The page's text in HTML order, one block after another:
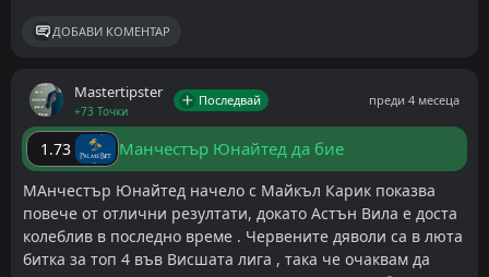
Уулвърхемптън. Поне в четвъртък се поздрави с
Европа. На „Олд Трафорд“ обаче е с пет поредни
загуби.
Прогноза: гол/гол
Манчестър Юнайтед върви по-добре от Астън
Вила напоследък, но аз ще се спра на варианта
двата отбора да отбележат в мача. Юнайтед
продължава редовно да допуска по някой друг гол,
ДОБАВИ КОМЕНТАР
Mastertipster
+73 Точки
Последвай преди 4 месеца
1.73 Манчестър Юнайтед да бие
МАнчестър Юнайтед начело с Майкъл Карик показва
повече от отлични резултати, докато Астън Вила е доста
колеблив в последно време . Червените дяволи са в люта
битка за топ 4 във Висшата лига , така че очаквам да